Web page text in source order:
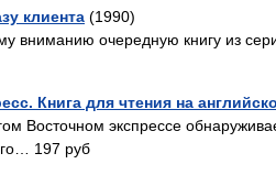
клиента (1990)
вниманию очередную книгу из
Книга для чтения на
Восточном экспрессе
197 руб